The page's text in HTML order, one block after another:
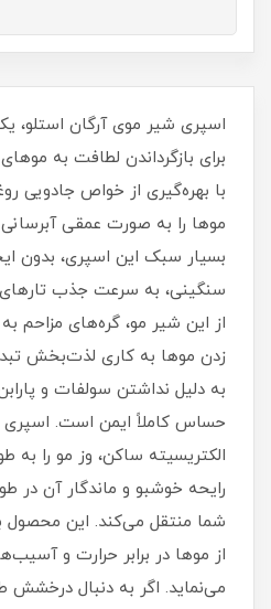
اسپری شیر موی آرگان استلو،
برای بازگرداندن لطافت به
با بهره‌گیری از خواص جادویی
موها را به صورت عمقی
بسیار سبک این اسپری، بدون
سنگینی، به سرعت جذب
از این شیر مو، گره‌های مزاحم
زدن موها به کاری لذت‌بخش
به دلیل نداشتن سولفات و
حساس کاملاً ایمن است. اسپری
الکتریسیته ساکن، وز مو را به
رایحه خوشبو و ماندگار آن در
شما منتقل می‌کند. این محصول
از موها در برابر حرارت و
می‌نماید. اگر به دنبال